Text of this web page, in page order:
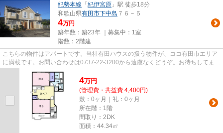
紀勢本線 「 紀伊宮原 」駅 徒歩18分
和歌山県有田市下中島 ７６－５
4万円
築年数：築23年 ｜募集中： 1室
階数：2階建
こちらの物件はアパートです。当社有田ハウスの扱う物件が、ココ有田市エリア
に満載です。お問い合わせは0737-22-3200から遠慮なくどうぞ。お待ちしてま
4万円
(管理費・共益費 4,400円)
敷：0ヶ月｜礼：0ヶ月
所在階：1階
間取り：2DK
面積：44.34㎡